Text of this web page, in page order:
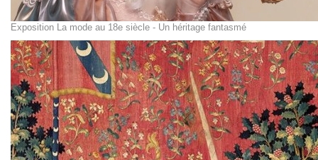
Exposition La mode au 18e siècle - Un héritage fantasmé